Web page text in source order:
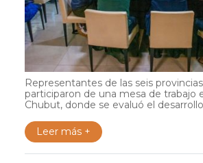
Representantes de las seis
participaron de una mesa de trabajo
Chubut, donde se evaluó el
Leer más +